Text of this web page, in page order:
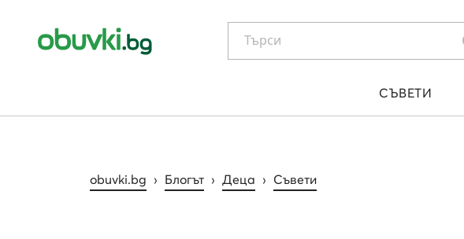
Търси
СЪВЕТИ
obuvki.bg › Блогът › Деца › Съвети